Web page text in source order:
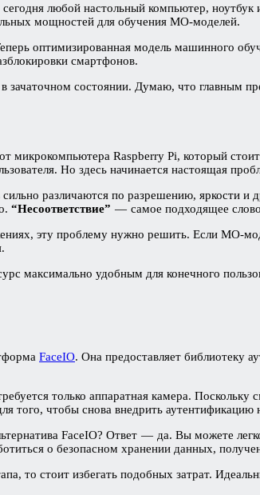
сегодня любой настольный компьютер,
мощностей для обучения МО-моделей.
оптимизированная модель машинного
смартфонов.
зачаточном состоянии. Думаю, что главным
Raspberry Pi, который
Но здесь начинается настоящая
различаются по разрешению, яркости
“Несоответствие” — самое подходящее
эту проблему нужно решить. Если МО-
максимально удобным для конечного
FaceIO. Она предоставляет библиотеку
только аппаратная камера.
того, чтобы снова внедрить аутентификацию
FaceIO? Ответ — да. Вы можете
о безопасном хранении данных,
то стоит избегать подобных затрат.